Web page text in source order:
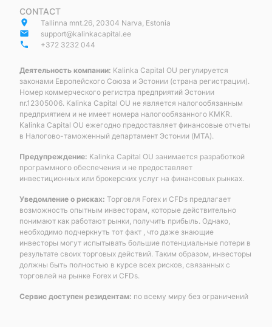
CONTACT
place Tallinna mnt.26, 20304 Narva, Estonia
email support@kalinkacapital.ee
phone +372 3232 044
Деятельность компании: Kalinka Capital OU регулируется
законами Европейского Союза и Эстонии (страна регистрации).
Номер коммерческого регистра предприятий Эстонии
nr.12305006. Kalinka Capital OU не является налогообязанным
предприятием и не имеет номера налогообязанного KMKR.
Kalinka Capital OU ежегодно предоставляет финансовые отчеты
в Налогово-таможенный департамент Эстонии (MTA).
Предупреждение: Kalinka Capital OU занимается разработкой
программного обеспечения и не предоставляет
инвестиционных или брокерских услуг на финансовых рынках.
Уведомление о рисках: Торговля Forex и CFDs предлагает
возможность опытным инвесторам, которые действительно
понимают как работают рынки, получить прибыль. Однако,
необходимо подчеркнуть тот факт , что даже знающие
инвесторы могут испытывать большие потенциальные потери в
результате своих торговых действий. Таким образом, инвесторы
должны быть полностью в курсе всех рисков, связанных с
торговлей на рынке Forex и CFDs.
Сервис доступен резидентам: по всему миру без ограничений